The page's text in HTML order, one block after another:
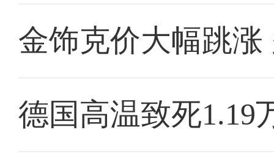
金饰克价大幅跳
德国高温致死